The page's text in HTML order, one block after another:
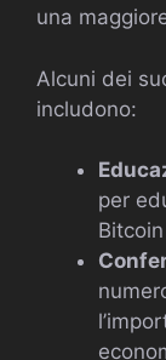
una
Alcuni dei
includono:
per